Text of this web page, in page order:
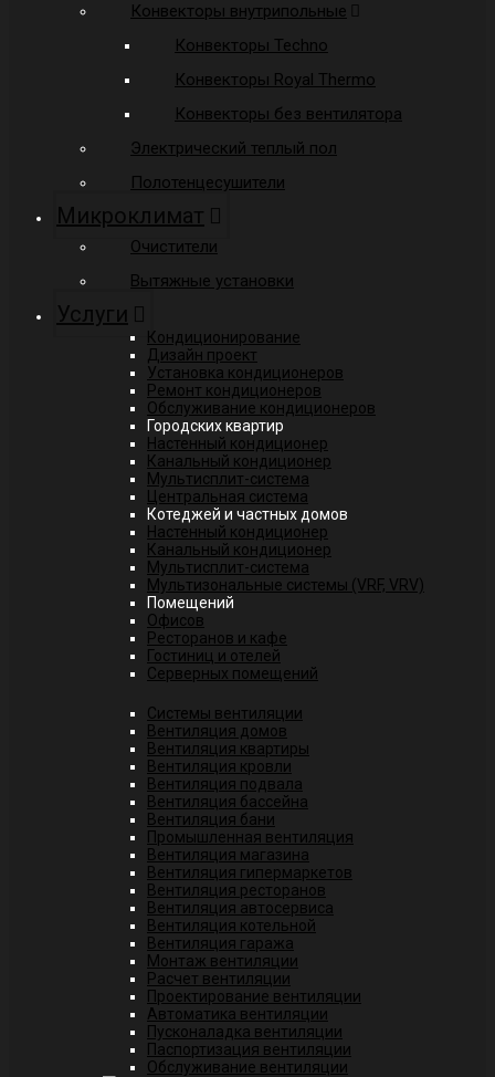
Конвекторы внутрипольные
Конвекторы Techno
Конвекторы Royal Thermo
Конвекторы без вентилятора
Электрический теплый пол
Полотенцесушители
Микроклимат
Очистители
Вытяжные установки
Услуги
Кондиционирование
Дизайн проект
Установка кондиционеров
Ремонт кондиционеров
Обслуживание кондиционеров
Городских квартир
Настенный кондиционер
Канальный кондиционер
Мультисплит-система
Центральная система
Котеджей и частных домов
Настенный кондиционер
Канальный кондиционер
Мультисплит-система
Мультизональные системы (VRF, VRV)
Помещений
Офисов
Ресторанов и кафе
Гостиниц и отелей
Серверных помещений
Системы вентиляции
Вентиляция домов
Вентиляция квартиры
Вентиляция кровли
Вентиляция подвала
Вентиляция бассейна
Вентиляция бани
Промышленная вентиляция
Вентиляция магазина
Вентиляция гипермаркетов
Вентиляция ресторанов
Вентиляция автосервиса
Вентиляция котельной
Вентиляция гаража
Монтаж вентиляции
Расчет вентиляции
Проектирование вентиляции
Автоматика вентиляции
Пусконаладка вентиляции
Паспортизация вентиляции
Обслуживание вентиляции